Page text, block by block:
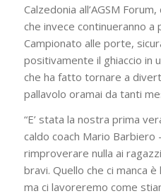
Calzedonia all’AGSM
che invece continueranno a
Campionato alle porte,
positivamente il ghiaccio in
che ha fatto tornare a
pallavolo oramai da tanti
“E’ stata la nostra prima
caldo coach Mario Barbiero
rimproverare nulla ai
bravi. Quello che ci manca
ma ci lavoreremo come